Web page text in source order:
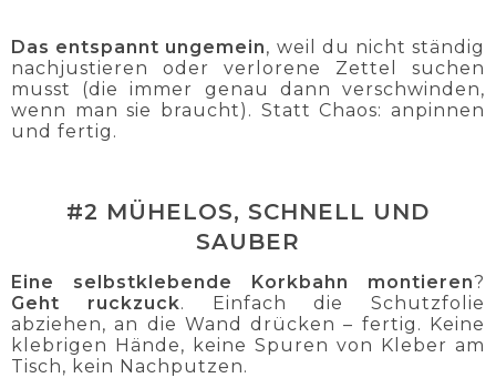
Das entspannt ungemein, weil du nicht ständig
nachjustieren oder verlorene Zettel suchen
musst (die immer genau dann verschwinden,
wenn man sie braucht). Statt Chaos: anpinnen
und fertig.
#2 MÜHELOS, SCHNELL UND
SAUBER
Eine selbstklebende Korkbahn montieren?
Geht ruckzuck. Einfach die Schutzfolie
abziehen, an die Wand drücken – fertig. Keine
klebrigen Hände, keine Spuren von Kleber am
Tisch, kein Nachputzen.